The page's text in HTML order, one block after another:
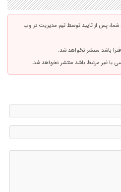
پس از تایید توسط تیم مدیریت در وب
باشد منتشر نخواهد شد.
یا غیر مرتبط باشد منتشر نخواهد شد.